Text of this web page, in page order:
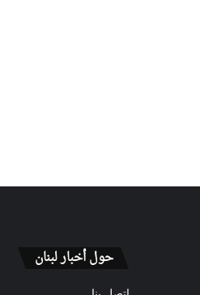
حول أخبار لبنان